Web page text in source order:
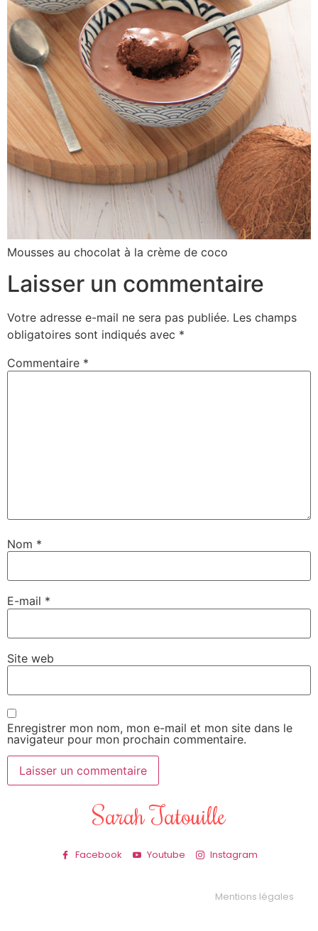
Mousses au chocolat à la crème de coco
Laisser un commentaire
Votre adresse e-mail ne sera pas publiée. Les champs
obligatoires sont indiqués avec *
Commentaire *
Nom *
E-mail *
Site web
Enregistrer mon nom, mon e-mail et mon site dans le
navigateur pour mon prochain commentaire.
Sarah Tatouille
Facebook Youtube Instagram
Mentions légales